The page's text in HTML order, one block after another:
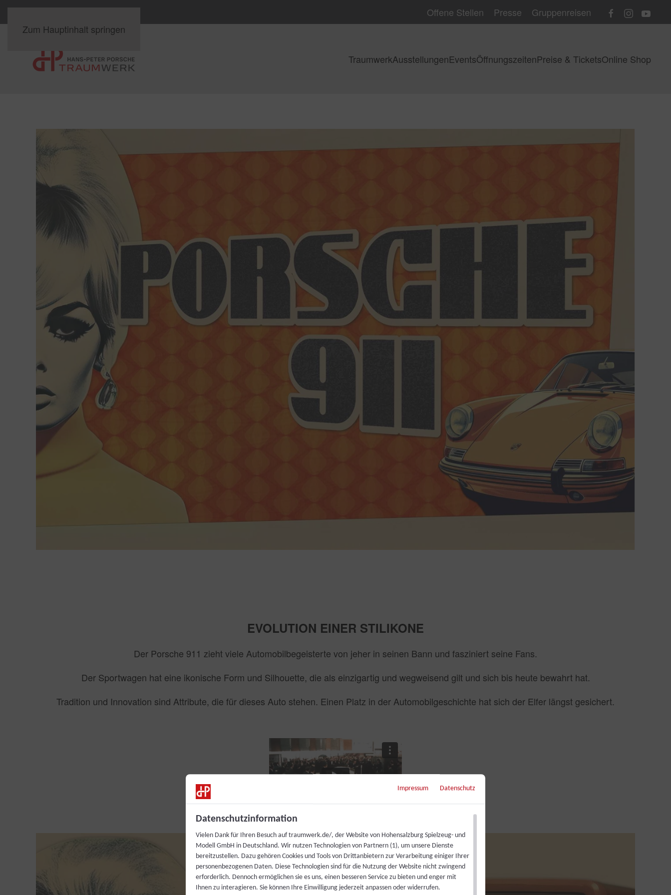
Zum Hauptinhalt springen
Offene Stellen Presse Gruppenreisen
TraumwerkAusstellungenEventsÖffnungszeitenPreise & TicketsOnline Shop
EVOLUTION EINER STILIKONE
Der Porsche 911 zieht viele Automobilbegeisterte von jeher in seinen Bann und fasziniert seine Fans.
Der Sportwagen hat eine ikonische Form und Silhouette, die als einzigartig und wegweisend gilt und sich bis heute bewahrt hat.
Tradition und Innovation sind Attribute, die für dieses Auto stehen. Einen Platz in der Automobilgeschichte hat sich der Elfer längst gesichert.
Impressum Datenschutz
Datenschutzinformation
Vielen Dank für Ihren Besuch auf traumwerk.de/, der Website von Hohensalzburg Spielzeug- und
Modell GmbH in Deutschland. Wir nutzen Technologien von Partnern (1), um unsere Dienste
bereitzustellen. Dazu gehören Cookies und Tools von Drittanbietern zur Verarbeitung einiger Ihrer
personenbezogenen Daten. Diese Technologien sind für die Nutzung der Website nicht zwingend
erforderlich. Dennoch ermöglichen sie es uns, einen besseren Service zu bieten und enger mit
Ihnen zu interagieren. Sie können Ihre Einwilligung jederzeit anpassen oder widerrufen.